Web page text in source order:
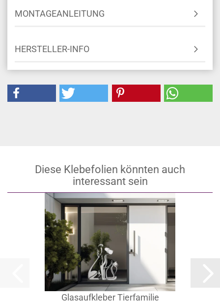
MONTAGEANLEITUNG
HERSTELLER-INFO
Diese Klebefolien könnten auch
interessant sein
Glasaufkleber Tierfamilie